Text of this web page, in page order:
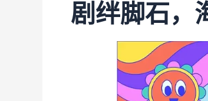
剧绊脚石，